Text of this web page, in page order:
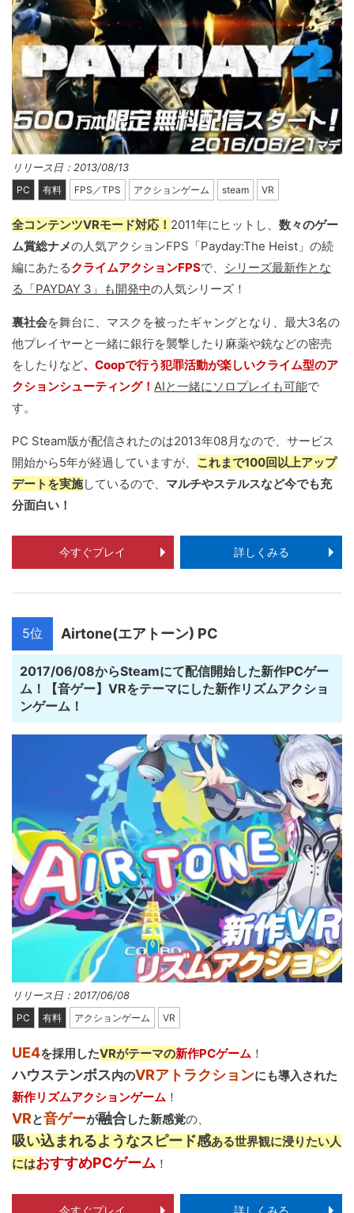
リリース日：2013/08/13
PC 有料 FPS／TPS アクションゲーム steam VR
全コンテンツVRモード対応！ 2011年にヒットし、 数々のゲー
ム賞総ナメの人気アクションFPS「Payday:The Heist」の続
編にあたるクライムアクションFPSで、 シリーズ最新作とな
る「PAYDAY 3」も開発中の人気シリーズ！
裏社会を舞台に、マスクを被ったギャングとなり、最大3名の
他プレイヤーと一緒に銀行を襲撃したり麻薬や銃などの密売
をしたりなど、Coopで行う犯罪活動が楽しいクライム型のア
クションシューティング！ AIと一緒にソロプレイも可能で
す。
PC Steam版が配信されたのは2013年08月なので、サービス
開始から5年が経過していますが、 これまで100回以上アップ
デートを実施しているので、 マルチやステルスなど今でも充
分面白い！
今すぐプレイ 詳しくみる
5位 Airtone(エアトーン) PC
2017/06/08からSteamにて配信開始した新作PCゲー
ム！【音ゲー】VRをテーマにした新作リズムアクショ
ンゲーム！
リリース日：2017/06/08
PC 有料 アクションゲーム VR
UE4を採用したVRがテーマの新作PCゲーム ！
ハウステンボス内のVRアトラクションにも導入された
新作リズムアクションゲーム ！
VRと音ゲーが融合した新感覚の、
吸い込まれるようなスピード感ある世界観に浸りたい人
にはおすすめPCゲーム ！
今すぐプレイ 詳しくみる